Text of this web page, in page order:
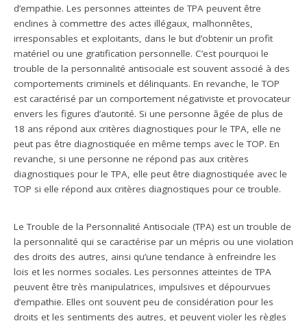
d’empathie. Les personnes atteintes de TPA peuvent être
enclines à commettre des actes illégaux, malhonnêtes,
irresponsables et exploitants, dans le but d’obtenir un profit
matériel ou une gratification personnelle. C’est pourquoi le
trouble de la personnalité antisociale est souvent associé à des
comportements criminels et délinquants. En revanche, le TOP
est caractérisé par un comportement négativiste et provocateur
envers les figures d’autorité. Si une personne âgée de plus de
18 ans répond aux critères diagnostiques pour le TPA, elle ne
peut pas être diagnostiquée en même temps avec le TOP. En
revanche, si une personne ne répond pas aux critères
diagnostiques pour le TPA, elle peut être diagnostiquée avec le
TOP si elle répond aux critères diagnostiques pour ce trouble.
Le Trouble de la Personnalité Antisociale (TPA) est un trouble de
la personnalité qui se caractérise par un mépris ou une violation
des droits des autres, ainsi qu’une tendance à enfreindre les
lois et les normes sociales. Les personnes atteintes de TPA
peuvent être très manipulatrices, impulsives et dépourvues
d’empathie. Elles ont souvent peu de considération pour les
droits et les sentiments des autres, et peuvent violer les règles